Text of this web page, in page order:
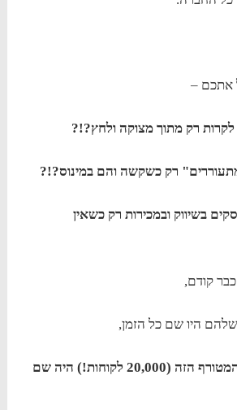
אתכם –
רק מתוך מצוקה ולחץ?!?
רק כשקשה והם במינוס?!?
בשיווק ובמכירות רק כשאין
קודם,
היו שם כל הזמן,
והפוטנציאל העסקי המטורף הזה (20,000 לקוחות!) היה שם